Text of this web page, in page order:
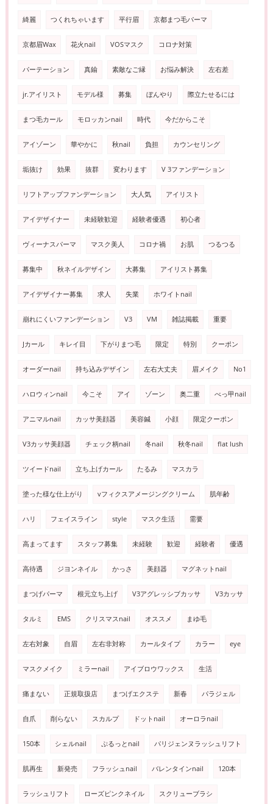
綺麗 つくれちゃいます 平行眉 京都まつ毛パーマ
京都眉Wax 花火nail VOSマスク コロナ対策
パーテーション 真鍮 素敵なご縁 お悩み解決 左右差
jr.アイリスト モデル様 募集 ぼんやり 際立たせるには
まつ毛カール モロッカンnail 時代 今だからこそ
アイゾーン 華やかに 秋nail 負担 カウンセリング
垢抜け 効果 抜群 変わります V 3ファンデーション
リフトアップファンデーション 大人気 アイリスト
アイデザイナー 未経験歓迎 経験者優遇 初心者
ヴィーナスパーマ マスク美人 コロナ禍 お肌 つるつる
募集中 秋ネイルデザイン 大募集 アイリスト募集
アイデザイナー募集 求人 失業 ホワイトnail
崩れにくいファンデーション V3 VM 雑誌掲載 重要
Jカール キレイ目 下がりまつ毛 限定 特別 クーポン
オーダーnail 持ち込みデザイン 左右大丈夫 眉メイク No1
ハロウィンnail 今こそ アイ ゾーン 奥二重 べっ甲nail
アニマルnail カッサ美顔器 美容鍼 小顔 限定クーポン
V3カッサ美顔器 チェック柄nail 冬nail 秋冬nail flat lush
ツイードnail 立ち上げカール たるみ マスカラ
塗った様な仕上がり vフィクスアメージングクリーム 肌年齢
ハリ フェイスライン style マスク生活 需要
高まってます スタッフ募集 未経験 歓迎 経験者 優遇
高待遇 ジヨンネイル かっさ 美顔器 マグネットnail
まつげパーマ 根元立ち上げ V3アグレッシブカッサ V3カッサ
タルミ EMS クリスマスnail オススメ まゆ毛
左右対象 自眉 左右非対称 カールタイプ カラー eye
マスクメイク ミラーnail アイブロウワックス 生活
痛まない 正規取扱店 まつげエクステ 新春 パラジェル
自爪 削らない スカルプ ドットnail オーロラnail
150本 シェルnail ぷるっとnail パリジェンヌラッシュリフト
肌再生 新発売 フラッシュnail バレンタインnail 120本
ラッシュリフト ローズピンクネイル スクリューブラシ